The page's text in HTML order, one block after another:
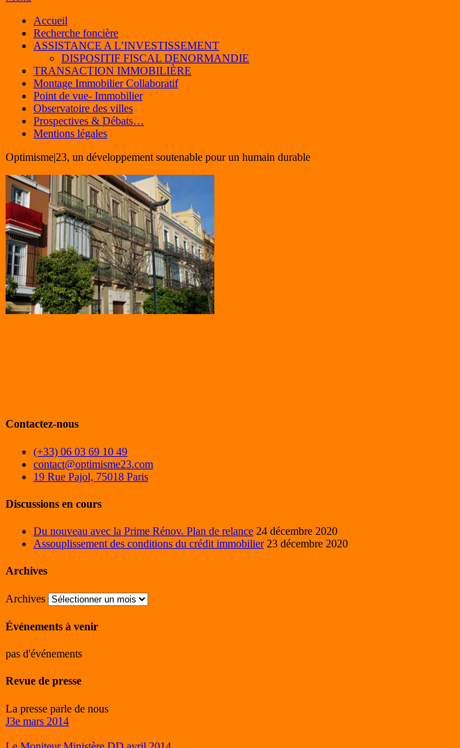
Accueil
Recherche foncière
ASSISTANCE A L’INVESTISSEMENT
DISPOSITIF FISCAL DENORMANDIE
TRANSACTION IMMOBILIÈRE
Montage Immobilier Collaboratif
Point de vue- Immobilier
Observatoire des villes
Prospectives & Débats…
Mentions légales
Optimisme|23, un développement soutenable pour un humain durable
Contactez-nous
(+33) 06 03 69 10 49
contact@optimisme23.com
19 Rue Pajol, 75018 Paris
Discussions en cours
Du nouveau avec la Prime Rénov. Plan de relance 24 décembre 2020
Assouplissement des conditions du crédit immobilier 23 décembre 2020
Archives
Archives
Événements à venir
pas d'événements
Revue de presse
La presse parle de nous
J3e mars 2014